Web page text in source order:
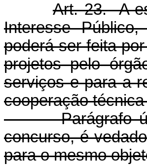
Art. 23. A
Interesse
poderá ser feita
projetos pelo
serviços e para a
cooperação
Parágrafo
concurso, é
para o mesmo